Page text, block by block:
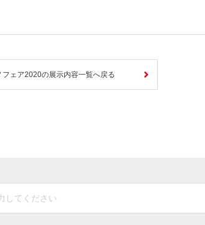
フェア2020の展示内容一覧へ戻る